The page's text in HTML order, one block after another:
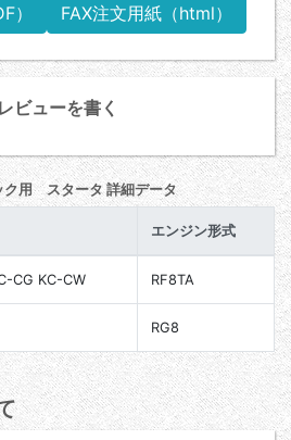
） FAX注文用紙（html）
レビューを書く
用 スタータ 詳細データ
エンジン形式
CG KC-CW RF8TA
RG8